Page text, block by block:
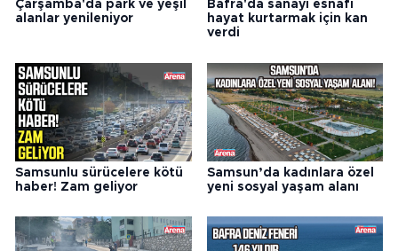
Çarşamba'da park ve yeşil
alanlar yenileniyor
Bafra'da sanayi esnafı
hayat kurtarmak için kan
verdi
Samsunlu sürücelere kötü
haber! Zam geliyor
Samsun’da kadınlara özel
yeni sosyal yaşam alanı